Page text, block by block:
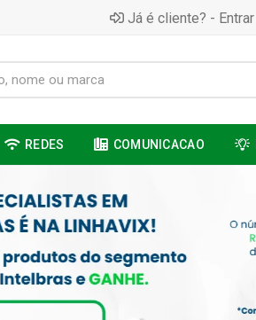
Já é cliente? - Entrar
REDES COMUNICACAO